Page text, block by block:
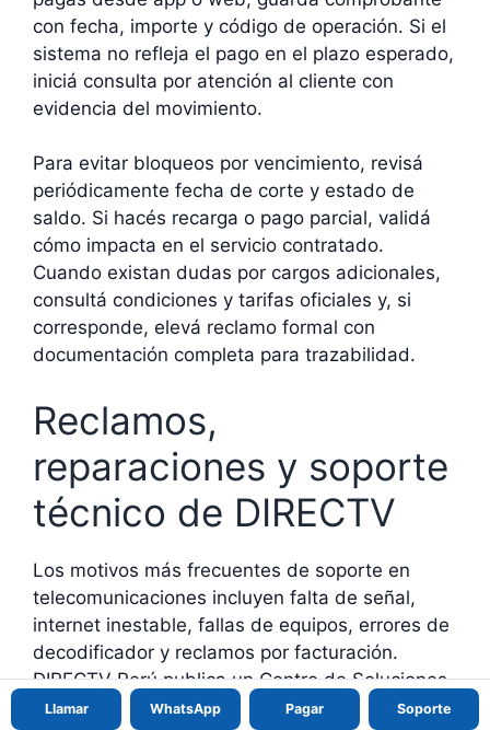
con fecha, importe y código de operación. Si el
sistema no refleja el pago en el plazo esperado,
iniciá consulta por atención al cliente con
evidencia del movimiento.
Para evitar bloqueos por vencimiento, revisá
periódicamente fecha de corte y estado de
saldo. Si hacés recarga o pago parcial, validá
cómo impacta en el servicio contratado.
Cuando existan dudas por cargos adicionales,
consultá condiciones y tarifas oficiales y, si
corresponde, elevá reclamo formal con
documentación completa para trazabilidad.
Reclamos,
reparaciones y soporte
técnico de DIRECTV
Los motivos más frecuentes de soporte en
telecomunicaciones incluyen falta de señal,
internet inestable, fallas de equipos, errores de
decodificador y reclamos por facturación.
DIRECTV Perú publica un Centro de Soluciones
con categorías de asistencia técnica, además
Llamar WhatsApp Pagar Soporte